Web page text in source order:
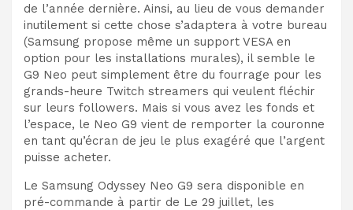
de l’année dernière. Ainsi, au lieu de vous demander
inutilement si cette chose s’adaptera à votre bureau
(Samsung propose même un support VESA en
option pour les installations murales), il semble le
G9 Neo peut simplement être du fourrage pour les
grands-heure Twitch streamers qui veulent fléchir
sur leurs followers. Mais si vous avez les fonds et
l’espace, le Neo G9 vient de remporter la couronne
en tant qu’écran de jeu le plus exagéré que l’argent
puisse acheter.
Le Samsung Odyssey Neo G9 sera disponible en
pré-commande à partir de Le 29 juillet, les